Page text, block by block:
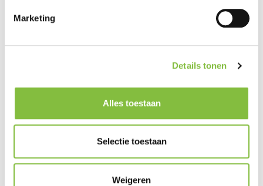
Marketing
Details tonen
Alles toestaan
Selectie toestaan
Weigeren